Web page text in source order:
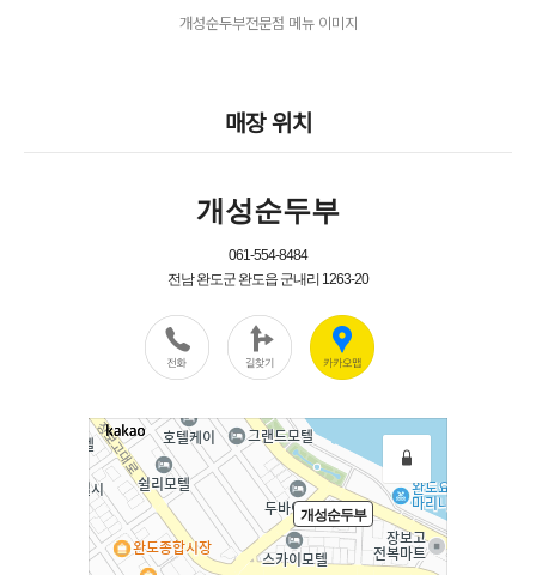
개성순두부전문점 메뉴 이미지
매장 위치